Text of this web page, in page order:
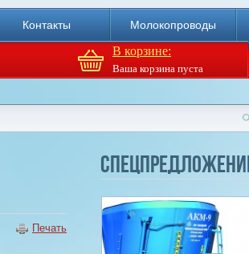
Контакты Молокопроводы
В корзине:
Ваша корзина пуста
Доильный робот Fullwood
Merlin
Печать